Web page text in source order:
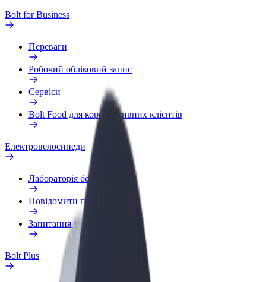
Bolt for Business
Переваги
Робочий обліковий запис
Сервіси
Bolt Food для корпоративних клієнтів
Електровелосипеди
Лабораторія безпеки
Повідомити про проблему
Запитання та відповіді
Bolt Plus